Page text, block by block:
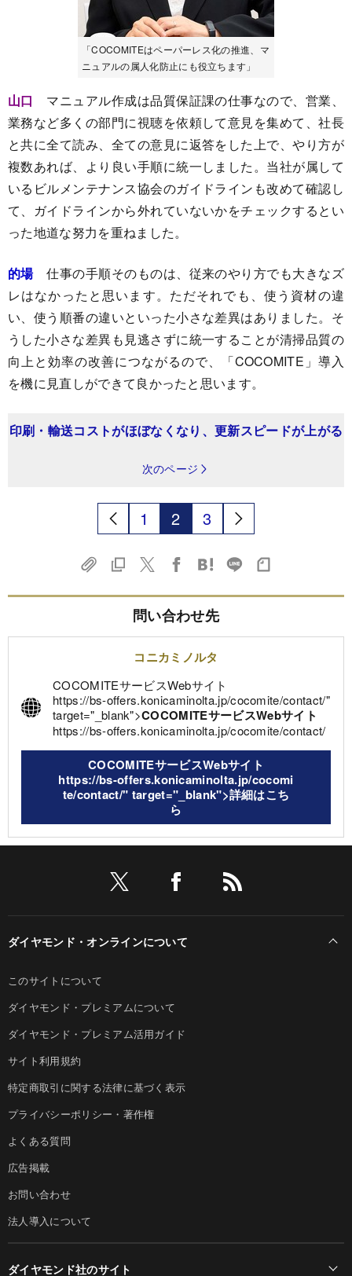
「COCOMITEはペーパーレス化の推進、マ
ニュアルの属人化防止にも役立ちます」
山口
マニュアル作成は品質保証課の仕事なので、営業、
業務など多くの部門に視聴を依頼して意見を集めて、社長
と共に全て読み、全ての意見に返答をした上で、やり方が
複数あれば、より良い手順に統一しました。当社が属して
いるビルメンテナンス協会のガイドラインも改めて確認し
て、ガイドラインから外れていないかをチェックするとい
った地道な努力を重ねました。
的場仕事の手順そのものは、従来のやり方でも大きなズ
レはなかったと思います。ただそれでも、使う資材の違
い、使う順番の違いといった小さな差異はありました。そ
うした小さな差異も見逃さずに統一することが清掃品質の
向上と効率の改善につながるので、「COCOMITE」導入
を機に見直しができて良かったと思います。
印刷・輸送コストがほぼなくなり、更新スピードが上がる
次のページ
1 2 3
問い合わせ先
コニカミノルタ
COCOMITEサービスWebサイト
https://bs-offers.konicaminolta.jp/cocomite/contact/"
target="_blank">COCOMITEサービスWebサイト
https://bs-offers.konicaminolta.jp/cocomite/contact/
COCOMITEサービスWebサイト
https://bs-offers.konicaminolta.jp/cocomi
te/contact/" target="_blank">詳細はこち
ら
ダイヤモンド・オンラインについて
このサイトについて
ダイヤモンド・プレミアムについて
ダイヤモンド・プレミアム活用ガイド
サイト利用規約
特定商取引に関する法律に基づく表示
プライバシーポリシー・著作権
よくある質問
広告掲載
お問い合わせ
法人導入について
ダイヤモンド社のサイト